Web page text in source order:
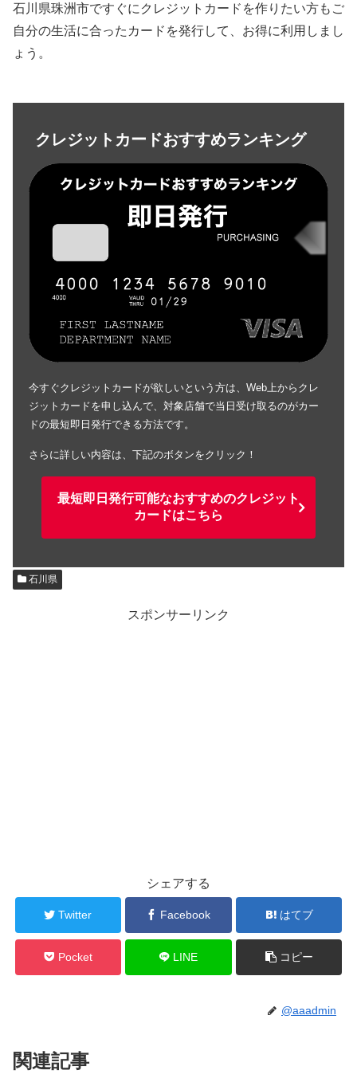
石川県珠洲市ですぐにクレジットカードを作りたい方もご
自分の生活に合ったカードを発行して、お得に利用しまし
ょう。
クレジットカードおすすめランキング
今すぐクレジットカードが欲しいという方は、Web上からクレ
ジットカードを申し込んで、対象店舗で当日受け取るのがカー
ドの最短即日発行できる方法です。
さらに詳しい内容は、下記のボタンをクリック！
最短即日発行可能なおすすめのクレジット
カードはこちら
石川県
スポンサーリンク
シェアする
Twitter Facebook はてブ
Pocket LINE コピー
@aaadmin
関連記事